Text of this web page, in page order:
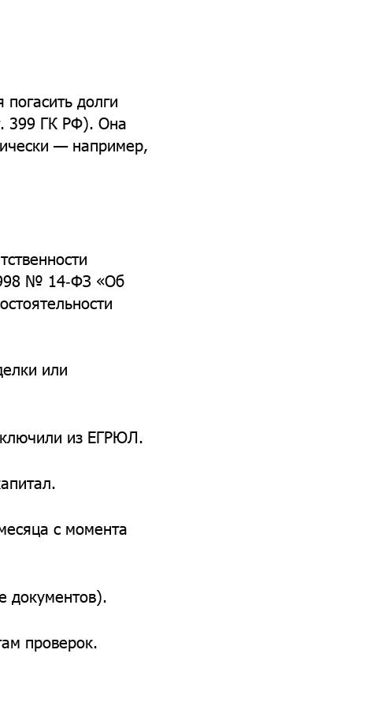
долги
399 ГК РФ). Она
— например,
№ 14‑ФЗ «Об
или
из ЕГРЮЛ.
с момента
документов).
проверок.